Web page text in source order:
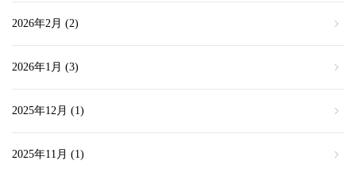
2026年2月 (2)
2026年1月 (3)
2025年12月 (1)
2025年11月 (1)